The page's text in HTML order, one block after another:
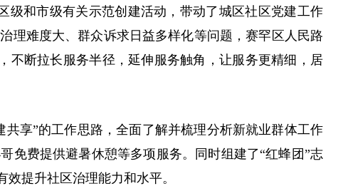
和市级有关示范创建活动，带动了城区社区党建工作
理难度大、群众诉求日益多样化等问题，赛罕区人民路
不断拉长服务半径，延伸服务触角，让服务更精细，居
享”的工作思路，全面了解并梳理分析新就业群体工作
免费提供避暑休憩等多项服务。同时组建了“红蜂团”志
提升社区治理能力和水平。